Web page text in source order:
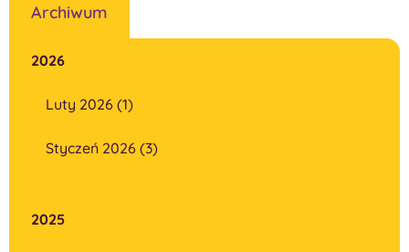
Archiwum
2026
Luty 2026 (1)
Styczeń 2026 (3)
2025